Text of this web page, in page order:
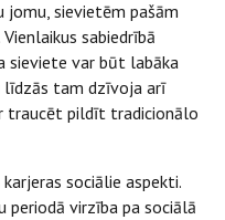
sievietēm pašām
sabiedrībā
sieviete var būt labāka
līdzās tam dzīvoja arī
traucēt pildīt tradicionālo
sociālie aspekti.
periodā virzība pa sociālā